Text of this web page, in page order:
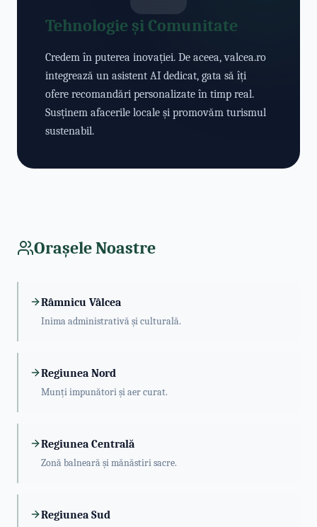
Tehnologie și Comunitate
Credem în puterea inovației. De aceea, valcea.ro
integrează un asistent AI dedicat, gata să îți
ofere recomandări personalizate în timp real.
Susținem afacerile locale și promovăm turismul
sustenabil.
Orașele Noastre
Râmnicu Vâlcea
Inima administrativă și culturală.
Regiunea Nord
Munți impunători și aer curat.
Regiunea Centrală
Zonă balneară și mănăstiri sacre.
Regiunea Sud